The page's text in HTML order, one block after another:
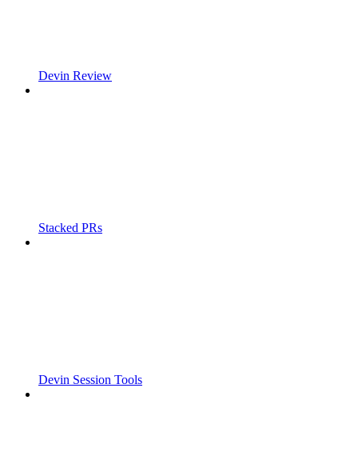
Devin Review
Stacked PRs
Devin Session Tools